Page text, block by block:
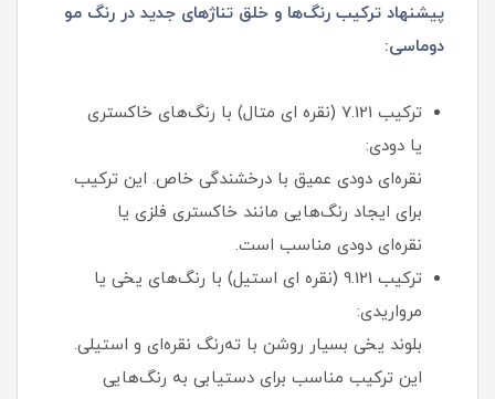
پیشنهاد ترکیب رنگ‌ها و خلق تناژهای جدید در رنگ مو
دوماسی:
ترکیب 7.121 (نقره ای متال) با رنگ‌های خاکستری
یا دودی:
نقره‌ای دودی عمیق با درخشندگی خاص. این ترکیب
برای ایجاد رنگ‌هایی مانند خاکستری فلزی یا
نقره‌ای دودی مناسب است.
ترکیب 9.121 (نقره ای استیل) با رنگ‌های یخی یا
مرواریدی:
بلوند یخی بسیار روشن با ته‌رنگ نقره‌ای و استیلی.
این ترکیب مناسب برای دستیابی به رنگ‌هایی